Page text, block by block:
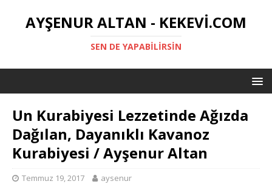
AYŞENUR ALTAN - KEKEVI.COM
SEN DE YAPABILIRSIN
Un Kurabiyesi Lezzetinde Ağızda
Dağılan, Dayanıklı Kavanoz
Kurabiyesi / Ayşenur Altan
Temmuz 19, 2017 aysenur